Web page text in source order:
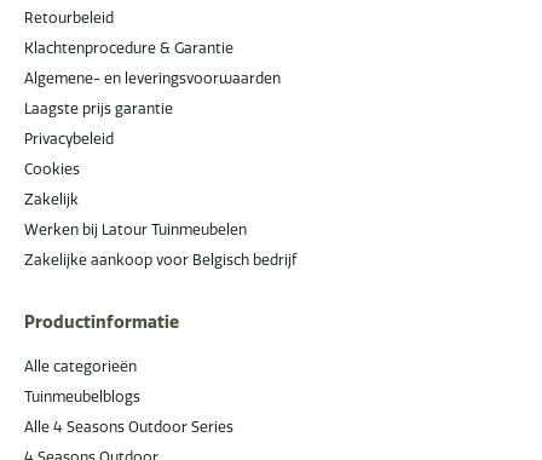
Retourbeleid
Klachtenprocedure & Garantie
Algemene- en leveringsvoorwaarden
Laagste prijs garantie
Privacybeleid
Cookies
Zakelijk
Werken bij Latour Tuinmeubelen
Zakelijke aankoop voor Belgisch bedrijf
Productinformatie
Alle categorieën
Tuinmeubelblogs
Alle 4 Seasons Outdoor Series